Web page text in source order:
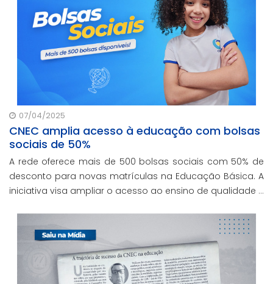
07/04/2025
CNEC amplia acesso à educação com bolsas
sociais de 50%
A rede oferece mais de 500 bolsas sociais com 50% de
desconto para novas matrículas na Educação Básica. A
iniciativa visa ampliar o acesso ao ensino de qualidade e